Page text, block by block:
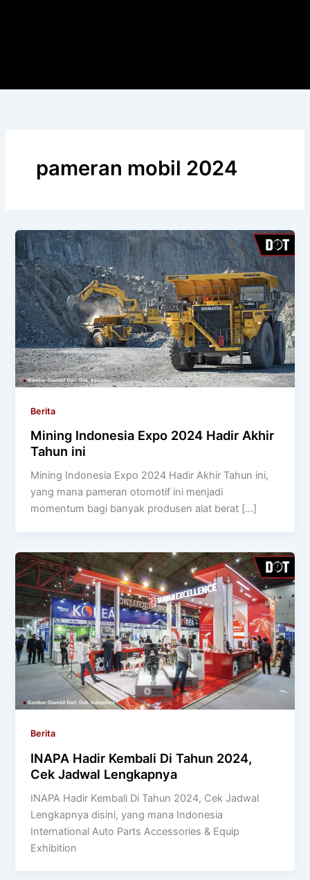
pameran mobil 2024
Berita
Mining Indonesia Expo 2024 Hadir Akhir
Tahun ini
Mining Indonesia Expo 2024 Hadir Akhir Tahun ini,
yang mana pameran otomotif ini menjadi
momentum bagi banyak produsen alat berat […]
Berita
INAPA Hadir Kembali Di Tahun 2024,
Cek Jadwal Lengkapnya
INAPA Hadir Kembali Di Tahun 2024, Cek Jadwal
Lengkapnya disini, yang mana Indonesia
International Auto Parts Accessories & Equip
Exhibition